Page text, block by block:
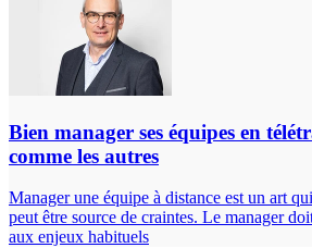
Bien manager ses équipes en
comme les autres
Manager une équipe à distance est un art
peut être source de craintes. Le manager
aux enjeux habituels